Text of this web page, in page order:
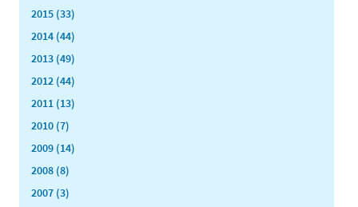
2015 (33)
2014 (44)
2013 (49)
2012 (44)
2011 (13)
2010 (7)
2009 (14)
2008 (8)
2007 (3)